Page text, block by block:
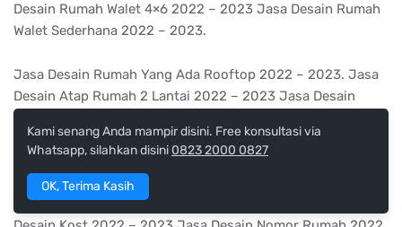
Desain Rumah Walet 4×6 2022 – 2023 Jasa Desain Rumah
Walet Sederhana 2022 – 2023.
Jasa Desain Rumah Yang Ada Rooftop 2022 – 2023. Jasa
Desain Atap Rumah 2 Lantai 2022 – 2023 Jasa Desain
Balkon 2022 – 2023 Jasa Desain Dalam Rumah Sederhana
2022 – 2023. Jasa Desain Jasa Gambar Rumah Minimalis
2022 – 2023. Jasa Tukang Renovasi Rumah Di Surabaya .
Jasa Desain Interior Ruko 2 Lantai 2022 – 2023 Jasa
Desain Kantor Minimalis Tampak Depan 2022 – 2023. Jasa
Kami senang Anda mampir disini. Free konsultasi via
Whatsapp, silahkan disini 0823 2000 0827
OK, Terima Kasih